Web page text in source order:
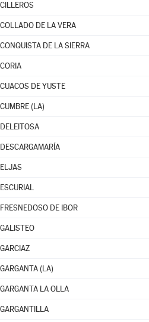
CILLEROS
COLLADO DE LA VERA
CONQUISTA DE LA SIERRA
CORIA
CUACOS DE YUSTE
CUMBRE (LA)
DELEITOSA
DESCARGAMARÍA
ELJAS
ESCURIAL
FRESNEDOSO DE IBOR
GALISTEO
GARCIAZ
GARGANTA (LA)
GARGANTA LA OLLA
GARGANTILLA